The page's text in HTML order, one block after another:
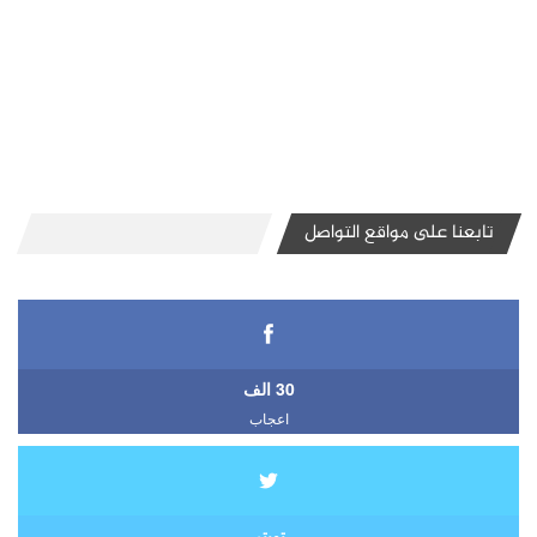
تابعنا على مواقع التواصل
30 الف
اعجاب